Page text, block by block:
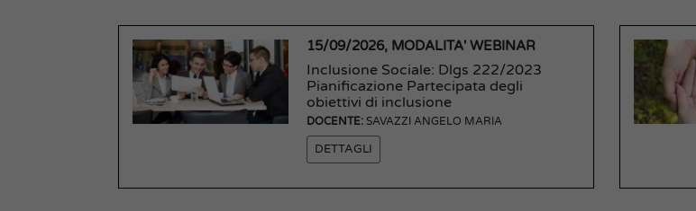
15/09/2026, MODALITA' WEBINAR
Inclusione Sociale: Dlgs 222/2023
Pianificazione Partecipata degli
obiettivi di inclusione
DOCENTE: SAVAZZI ANGELO MARIA
DETTAGLI